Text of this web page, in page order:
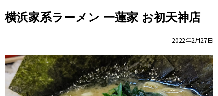
横浜家系ラーメン 一蓮家 お初天神店
2022年2月27日